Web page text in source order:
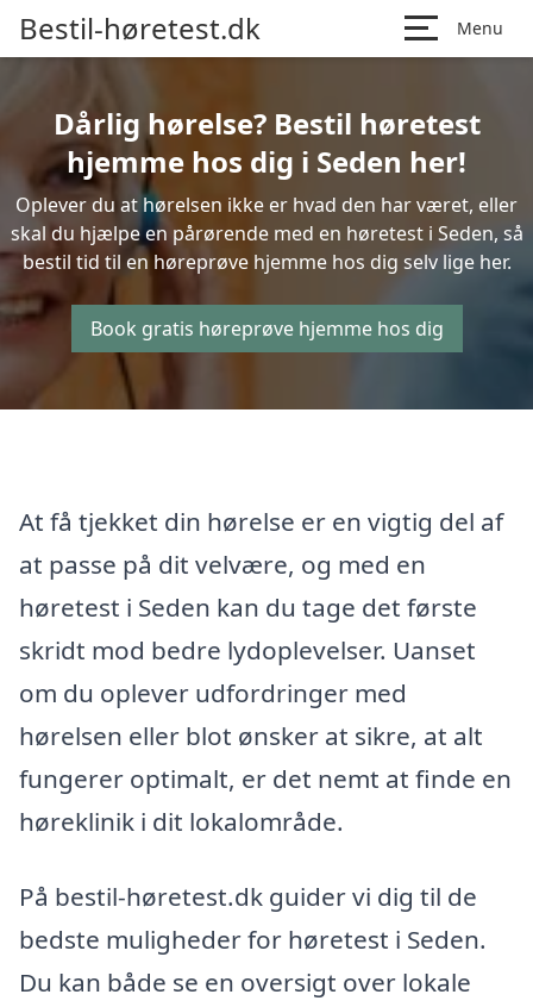
Bestil-høretest.dk Menu
Dårlig hørelse? Bestil høretest
hjemme hos dig i Seden her!
Oplever du at hørelsen ikke er hvad den har været, eller
skal du hjælpe en pårørende med en høretest i Seden, så
bestil tid til en høreprøve hjemme hos dig selv lige her.
Book gratis høreprøve hjemme hos dig
At få tjekket din hørelse er en vigtig del af
at passe på dit velvære, og med en
høretest i Seden kan du tage det første
skridt mod bedre lydoplevelser. Uanset
om du oplever udfordringer med
hørelsen eller blot ønsker at sikre, at alt
fungerer optimalt, er det nemt at finde en
høreklinik i dit lokalområde.
På bestil-høretest.dk guider vi dig til de
bedste muligheder for høretest i Seden.
Du kan både se en oversigt over lokale